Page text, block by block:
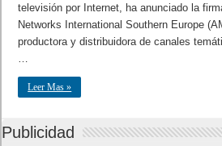
televisión por Internet, ha anunciado la
Networks International Southern Europe
productora y distribuidora de canales
Leer Mas »
Publicidad